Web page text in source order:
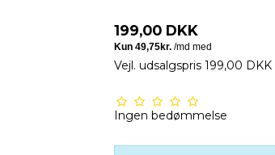
199,00 DKK
Vejl. udsalgspris 199,00 DKK
Ingen bedømmelse